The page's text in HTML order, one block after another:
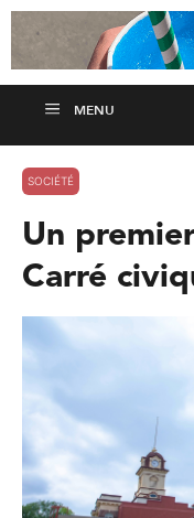
SOCIÉTÉ
Un
Carré